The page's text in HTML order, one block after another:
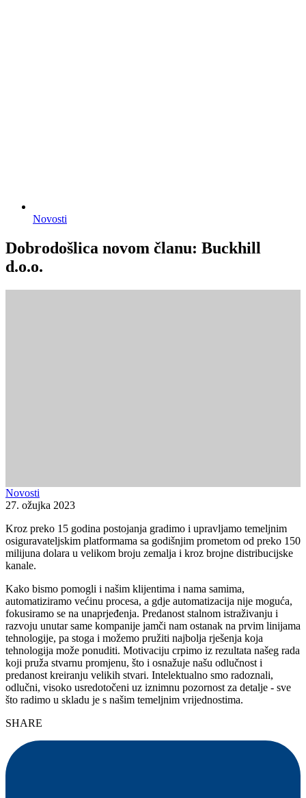
Novosti
Dobrodošlica novom članu: Buckhill
d.o.o.
Novosti
27. ožujka 2023
Kroz preko 15 godina postojanja gradimo i upravljamo temeljnim
osiguravateljskim platformama sa godišnjim prometom od preko 150
milijuna dolara u velikom broju zemalja i kroz brojne distribucijske
kanale.
Kako bismo pomogli i našim klijentima i nama samima,
automatiziramo većinu procesa, a gdje automatizacija nije moguća,
fokusiramo se na unaprjeđenja. Predanost stalnom istraživanju i
razvoju unutar same kompanije jamči nam ostanak na prvim linijama
tehnologije, pa stoga i možemo pružiti najbolja rješenja koja
tehnologija može ponuditi. Motivaciju crpimo iz rezultata našeg rada
koji pruža stvarnu promjenu, što i osnažuje našu odlučnost i
predanost kreiranju velikih stvari. Intelektualno smo radoznali,
odlučni, visoko usredotočeni uz iznimnu pozornost za detalje - sve
što radimo u skladu je s našim temeljnim vrijednostima.
SHARE